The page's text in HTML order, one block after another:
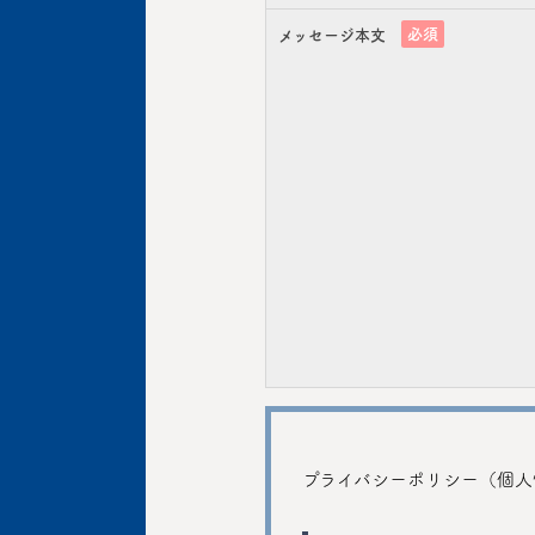
メッセージ本文 必須
プライバシーポリシー（個